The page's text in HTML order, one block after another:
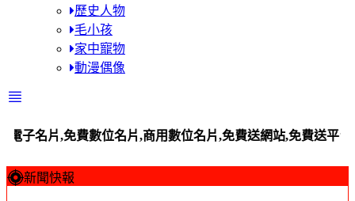
歷史人物
毛小孩
家中寵物
動漫偶像
費數位名片,商用數位名片,免費送網站,免費送平台站,百工百
新聞快報